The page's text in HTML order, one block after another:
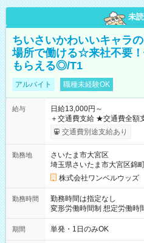
未読
ちいさいかわいいキャラ
場所で働ける☆来社不要
もらえる◎/T1
アルバイト 職種未経験OK
給与
日給13,000円～
＋交通費支給 ★交通費全額支給！ ┗案件により規定あり ★日払
いOK！（規定あり） ┗働
ンビニATMから 日払い分を引き落と
交通費別途支給あり
勤務地
さいたま市大宮区
埼玉県さいたま市大宮区錦
株式会社ワンベルウッズ
勤務時間
勤務時間は指定なし
変形労働時間制 想定労働時間160時間/月 【
～21：00
期間 単発・1日のみOK